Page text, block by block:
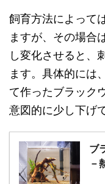
飼育方法によって
ますが、その場合
し変化させると、
ます。具体的には
て作ったブラック
意図的に少し下げ
ブ
－